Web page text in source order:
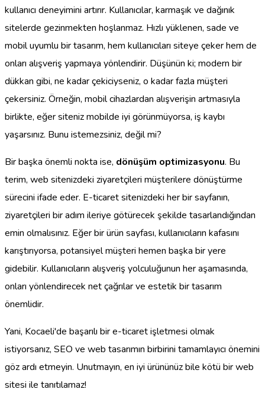
kullanıcı deneyimini artırır. Kullanıcılar, karmaşık ve dağınık
sitelerde gezinmekten hoşlanmaz. Hızlı yüklenen, sade ve
mobil uyumlu bir tasarım, hem kullanıcıları siteye çeker hem de
onları alışveriş yapmaya yönlendirir. Düşünün ki; modern bir
dükkan gibi, ne kadar çekiciyseniz, o kadar fazla müşteri
çekersiniz. Örneğin, mobil cihazlardan alışverişin artmasıyla
birlikte, eğer siteniz mobilde iyi görünmüyorsa, iş kaybı
yaşarsınız. Bunu istemezsiniz, değil mi?
Bir başka önemli nokta ise, dönüşüm optimizasyonu. Bu
terim, web sitenizdeki ziyaretçileri müşterilere dönüştürme
sürecini ifade eder. E-ticaret sitenizdeki her bir sayfanın,
ziyaretçileri bir adım ileriye götürecek şekilde tasarlandığından
emin olmalısınız. Eğer bir ürün sayfası, kullanıcıların kafasını
karıştırıyorsa, potansiyel müşteri hemen başka bir yere
gidebilir. Kullanıcıların alışveriş yolculuğunun her aşamasında,
onları yönlendirecek net çağrılar ve estetik bir tasarım
önemlidir.
Yani, Kocaeli'de başarılı bir e-ticaret işletmesi olmak
istiyorsanız, SEO ve web tasarımın birbirini tamamlayıcı önemini
göz ardı etmeyin. Unutmayın, en iyi ürününüz bile kötü bir web
sitesi ile tanıtılamaz!